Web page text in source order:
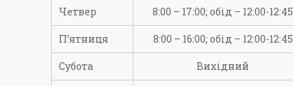
Четвер 8:00 – 17:00; обід – 12:00-12:45
П’ятниця 8:00 – 16:00; обід – 12:00-12:45
Субота Вихідний